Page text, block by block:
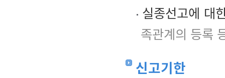
실종선고에 대
족관계의 등록
신고기한